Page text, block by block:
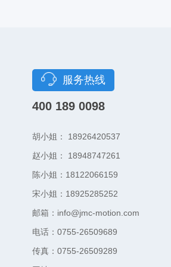
服务热线
400 189 0098
胡小姐： 18926420537
赵小姐： 18948747261
陈小姐：18122066159
宋小姐：18925285252
邮箱：info@jmc-motion.com
电话：0755-26509689
传真：0755-26509289